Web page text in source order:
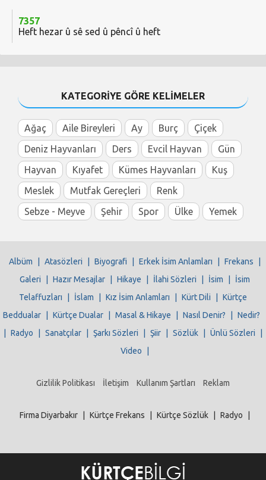
7357
Heft hezar û sê sed û pêncî û heft
KATEGORİYE GÖRE KELİMELER
Ağaç Aile Bireyleri Ay Burç
Çiçek
Deniz Hayvanları
Ders Evcil Hayvan
Gün
Hayvan
Kıyafet Kümes Hayvanları
Kuş
Meslek
Mutfak Gereçleri
Renk
Sebze - Meyve
Şehir Spor Ülke Yemek
Albüm Atasözleri Biyografi Erkek İsim Anlamları Frekans
Galeri
Hazır Mesajlar Hikaye İlahi Sözleri İsim
İsim
Telaffuzları
İslam Kız İsim Anlamları Kürt Dili
Kürtçe
Beddualar
Kürtçe Dualar Masal & Hikaye Nasıl Denir?
Nedir?
Radyo Sanatçılar Şarkı Sözleri Şiir Sözlük Ünlü Sözleri
Video
Gizlilik Politikası İletişim Kullanım Şartları Reklam
Firma Diyarbakır Kürtçe Frekans Kürtçe Sözlük Radyo